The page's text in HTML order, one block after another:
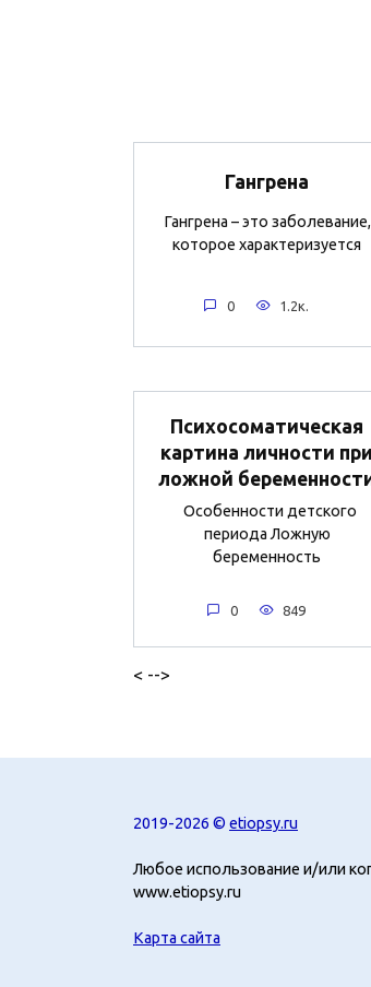
Гангрена
Гангрена – это заболевание,
которое характеризуется
0 1.2к.
Психосоматическая
картина личности при
ложной
Особенности детского
периода Ложную
беременность
0 849
< -->
2019-2026 © etiopsy.ru
Любое использование и/или
www.etiopsy.ru
Карта сайта